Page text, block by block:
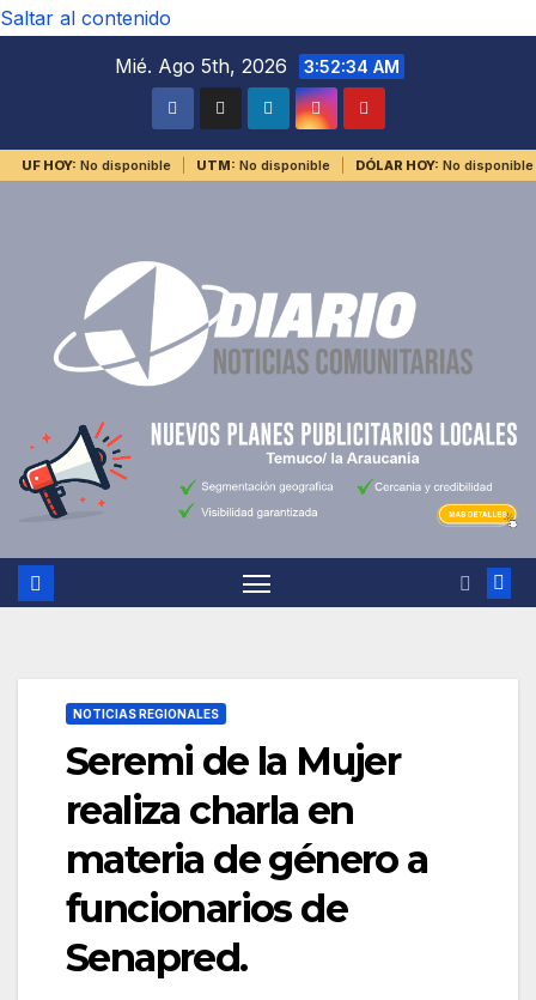
Saltar al contenido
Mié. Ago 5th, 2026
3:52:34 AM
UF HOY: No disponible UTM: No disponible DÓLAR HOY: No disponible
NOTICIAS REGIONALES
Seremi de la Mujer
realiza charla en
materia de género a
funcionarios de
Senapred.